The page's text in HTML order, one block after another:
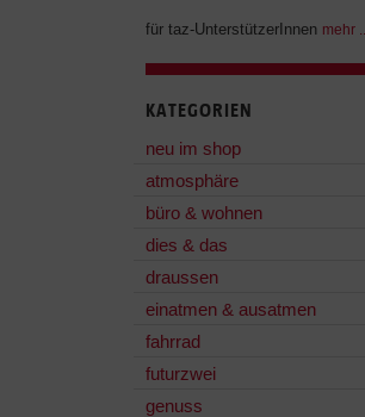
für taz-UnterstützerInnen mehr
KATEGORIEN
neu im shop
atmosphäre
büro & wohnen
dies & das
draussen
einatmen & ausatmen
fahrrad
futurzwei
genuss